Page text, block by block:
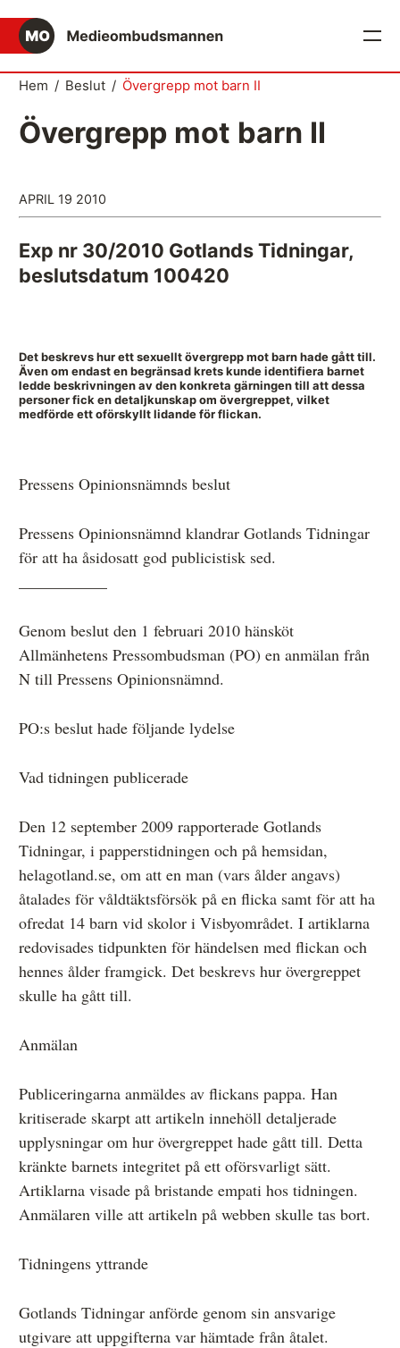
Det medieetiska systemet
Mediernas Etiknämnd fattar de avgörande besluten
systemet
Caspar Opitz är MO
Medieetikens historia
Instruktion för Allmänhetens Medieombudsman
De senaste besluten
Från anmälan till beslut – så går det till
Så här gör du en anmälan
Här är medierna som MO kan pröva
Övrigt
Årsberättelser
Våra huvudmän
Ledamöter i Mediernas Etiknämnd
Stadgar för Mediernas Etiknämnd
Den journalistiska yrkesetiken
Jobba hos oss!
Så behandlar vi dina personuppgifter
Hem / Beslut / Övergrepp mot barn II
Övergrepp mot barn II
APRIL 19 2010
Exp nr 30/2010 Gotlands Tidningar,
beslutsdatum 100420
Det beskrevs hur ett sexuellt övergrepp mot barn hade gått till.
Även om endast en begränsad krets kunde identifiera barnet
ledde beskrivningen av den konkreta gärningen till att dessa
personer fick en detaljkunskap om övergreppet, vilket
medförde ett oförskyllt lidande för flickan.
Pressens Opinionsnämnds beslut
Pressens Opinionsnämnd klandrar Gotlands Tidningar
för att ha åsidosatt god publicistisk sed.
Genom beslut den 1 februari 2010 hänsköt
Allmänhetens Pressombudsman (PO) en anmälan från
N till Pressens Opinionsnämnd.
PO:s beslut hade följande lydelse
Vad tidningen publicerade
Den 12 september 2009 rapporterade Gotlands
Tidningar, i papperstidningen och på hemsidan,
helagotland.se, om att en man (vars ålder angavs)
åtalades för våldtäktsförsök på en flicka samt för att ha
ofredat 14 barn vid skolor i Visbyområdet. I artiklarna
redovisades tidpunkten för händelsen med flickan och
hennes ålder framgick. Det beskrevs hur övergreppet
skulle ha gått till.
Anmälan
Publiceringarna anmäldes av flickans pappa. Han
kritiserade skarpt att artikeln innehöll detaljerade
upplysningar om hur övergreppet hade gått till. Detta
kränkte barnets integritet på ett oförsvarligt sätt.
Artiklarna visade på bristande empati hos tidningen.
Anmälaren ville att artikeln på webben skulle tas bort.
Tidningens yttrande
Gotlands Tidningar anförde genom sin ansvarige
utgivare att uppgifterna var hämtade från åtalet.